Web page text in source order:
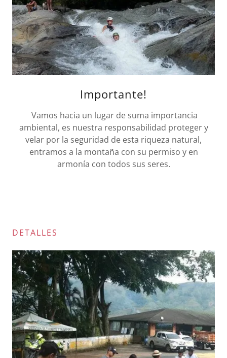
Importante!
Vamos hacia un lugar de suma importancia
ambiental, es nuestra responsabilidad proteger y
velar por la seguridad de esta riqueza natural,
entramos a la montaña con su permiso y en
armonía con todos sus seres.
DETALLES